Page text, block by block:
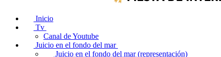
Inicio
Tv
Canal de Youtube
Juicio en el fondo del mar
Juicio en el fondo del mar (representación)